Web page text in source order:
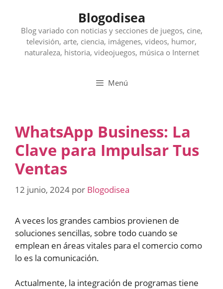
contenido
Blogodisea
Blog variado con noticias y secciones de juegos, cine,
televisión, arte, ciencia, imágenes, videos, humor,
naturaleza, historia, videojuegos, música o Internet
Menú
WhatsApp Business: La
Clave para Impulsar Tus
Ventas
12 junio, 2024 por Blogodisea
A veces los grandes cambios provienen de
soluciones sencillas, sobre todo cuando se
emplean en áreas vitales para el comercio como
lo es la comunicación.
Actualmente, la integración de programas tiene